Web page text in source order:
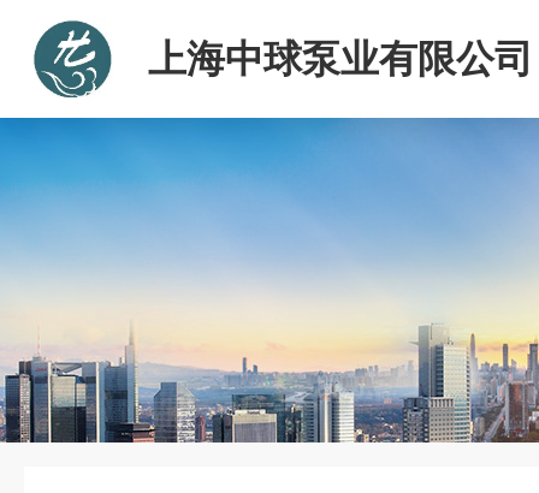
上海中球泵业有限公司